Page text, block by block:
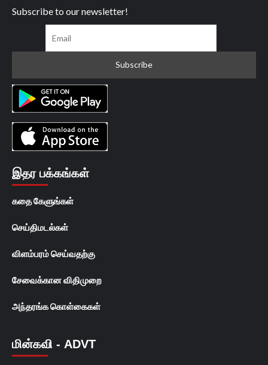
Subscribe to our newsletter!
இதர பக்கங்கள்
கதை கேளுங்கள்
செய்திமடல்கள்
விளம்பரம் செய்வதற்கு
சேவைக்கான விதிமுறை
அந்தரங்க கொள்கைகள்
மின்கவி - ADVT